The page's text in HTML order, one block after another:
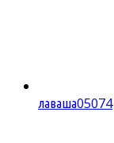
лаваша05074